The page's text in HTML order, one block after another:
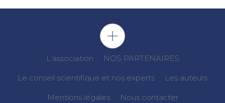
L'association NOS PARTENAIRES
Le conseil scientifique et nos experts Les auteurs
Mentions légales Nous contacter